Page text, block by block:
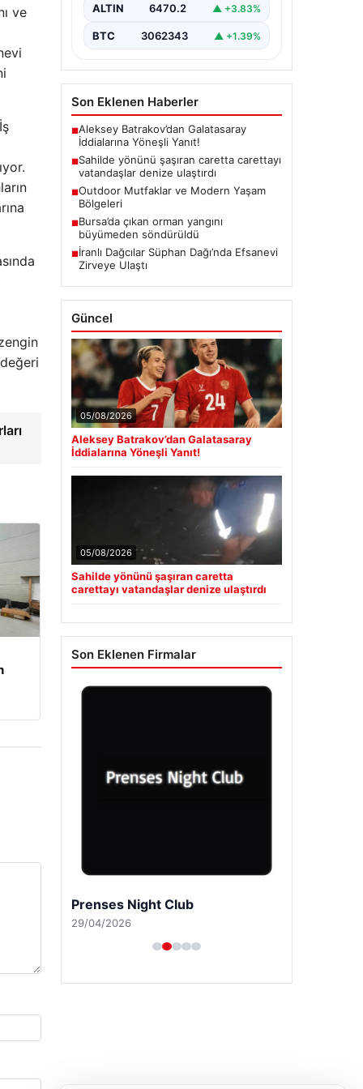
ve
ALTIN 6470.2 ▲ +3.83%
BTC 3062343 ▲ +1.39%
Son Eklenen Haberler
■Aleksey Batrakov’dan Galatasaray
İddialarına Yöneşli Yanıt!
■Sahilde yönünü şaşıran caretta carettayı
vatandaşlar denize ulaştırdı
■Outdoor Mutfaklar ve Modern Yaşam
Bölgeleri
■Bursa’da çıkan orman yangını
büyümeden söndürüldü
■İranlı Dağcılar Süphan Dağı’nda Efsanevi
Zirveye Ulaştı
Güncel
05/08/2026
Aleksey Batrakov’dan Galatasaray
İddialarına Yöneşli Yanıt!
05/08/2026
Sahilde yönünü şaşıran caretta
carettayı vatandaşlar denize ulaştırdı
Son Eklenen Firmalar
Prenses Night Club
29/04/2026